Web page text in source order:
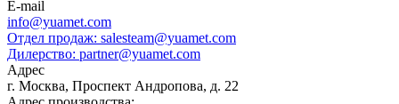
E-mail
info@yuamet.com
Отдел продаж: salesteam@yuamet.com
Дилерство: partner@yuamet.com
Адрес
г. Москва, Проспект Андропова, д. 22